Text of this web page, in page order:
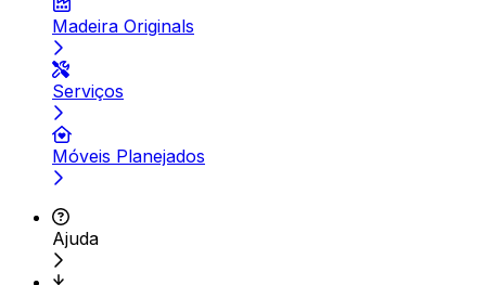
Madeira Originals
Serviços
Móveis Planejados
Ajuda